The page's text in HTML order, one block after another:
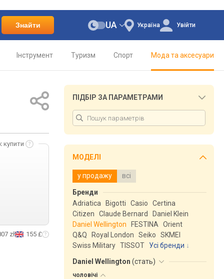
Знайти Україна
UA Увійти
Інструмент Туризм Спорт Мода та аксесуари
купити
zł 155 £
ПІДБІР ЗА ПАРАМЕТРАМИ
МОДЕЛІ
у продажу всі
Бренди
Adriatica
Bigotti Casio
Certina
Citizen
Claude Bernard
Daniel Klein
Daniel Wellington
FESTINA
Orient
Q&Q
Royal London Seiko
SKMEI
Swiss Military TISSOT
Усі бренди
Daniel Wellington (стать)
чоловічі